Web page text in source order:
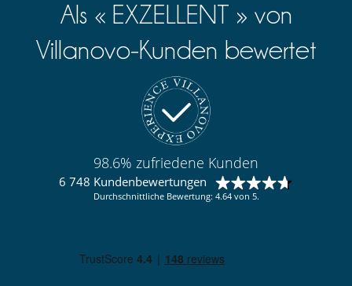
Als « EXZELLENT » von
Villanovo-Kunden bewertet
98.6% zufriedene Kunden
6 748 Kundenbewertungen
Durchschnittliche Bewertung: 4.64 von 5.